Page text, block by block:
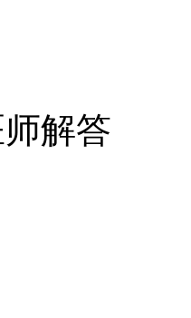
解答